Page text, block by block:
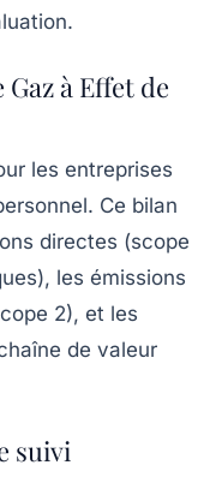
à Effet de
les entreprises
Ce bilan
directes (scope
les émissions
2), et les
de valeur
suivi